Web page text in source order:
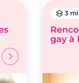
3
gay à